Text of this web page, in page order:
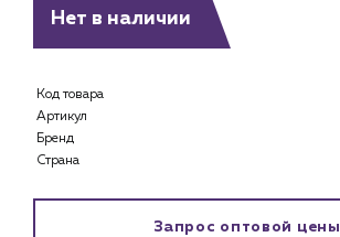
Клиентам
Нет в наличии
Код товара
Артикул
Бренд
Страна
Запрос оптовой цены